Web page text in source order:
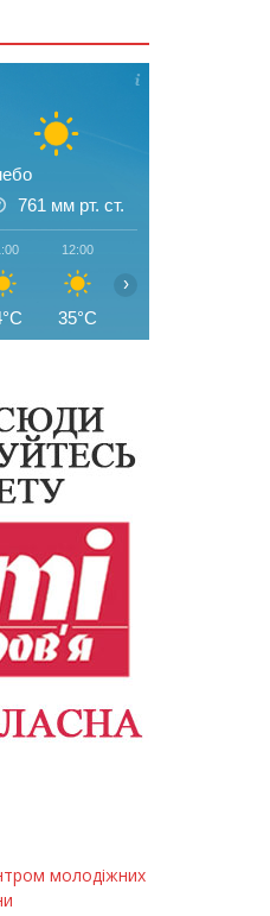
761 мм рт. ст.
12:00
35°C
›
молодіжних